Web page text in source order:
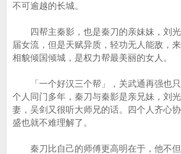
不可逾越的长城。
四帮主秦影，也是秦刀的亲妹妹，刘光
届女流，但是天赋异质，轻功无人能敌，
相貌倾国倾城，是权力帮最美丽的女人。
「一个好汉三个帮」，关武通再强也只
个人同门多年，秦刀与秦影是亲兄妹，刘
妻，吴剑又很听大师兄的话。四个人齐心
盛也就不难理解了。
秦刀比自己的师傅更高明在于，他不但